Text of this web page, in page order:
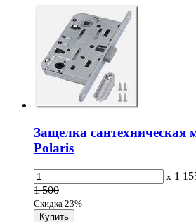
Защелка сантехническая
Polaris
x 1
1 500
Скидка 23%